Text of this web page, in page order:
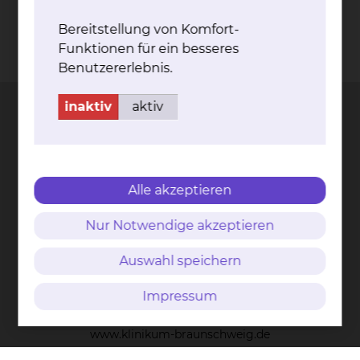
Kontakt Impressum AVB
Datenschutz
Bildnachweise
Entgelttransparenz
Braunschweig gGmbH
Freisestr. 9/10
38118 Braunschweig
Tel.: 0531/595-0
www.klinikum-braunschweig.de
Bereitstellung von Komfort-
Funktionen für ein besseres
Benutzererlebnis.
inaktiv aktiv
Alle akzeptieren
Nur Notwendige akzeptieren
Auswahl speichern
Impressum